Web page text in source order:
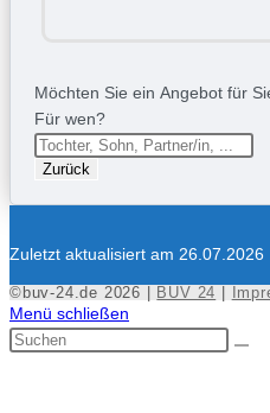
Möchten Sie ein Angebot für
Für wen?
Zurück
Zuletzt aktualisiert am 26.07.2026
©buv-24.de 2026 | BUV 24
Menü schließen